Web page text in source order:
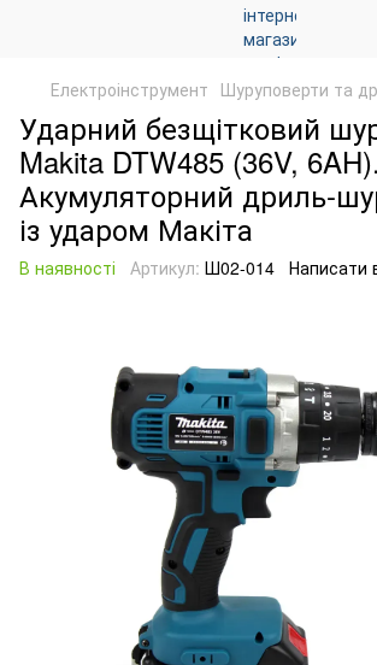
Електроінструмент Шуруповерти та
Ударний безщітковий
Makita DTW485 (36V, 6AH).
Акумуляторний дриль-
із ударом Макіта
В наявності Артикул: Ш02-014 Написати